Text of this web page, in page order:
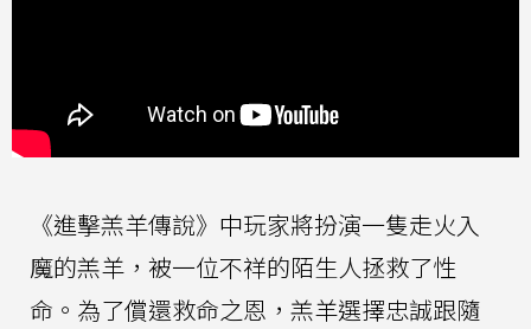
《進擊羔羊傳說》中玩家將扮演一隻走火入
魔的羔羊，被一位不祥的陌生人拯救了性
命。為了償還救命之恩，羔羊選擇忠誠跟隨